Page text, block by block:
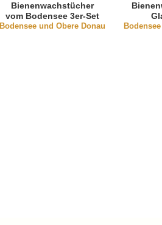
Bienenwachstücher
vom Bodensee 3er-Set
"Pflanzen"
Bodensee und Obere Donau